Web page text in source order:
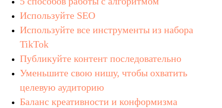
Используйте SEO
Используйте все инструменты из набора
TikTok
Публикуйте контент последовательно
Уменьшите свою нишу, чтобы охватить
целевую аудиторию
Баланс креативности и конформизма